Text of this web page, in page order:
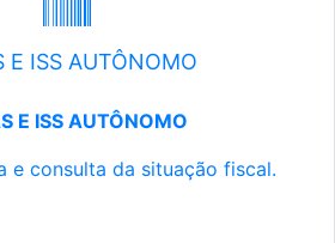
E ISS AUTÔNOMO
E ISS AUTÔNOMO
e consulta da situação fiscal.